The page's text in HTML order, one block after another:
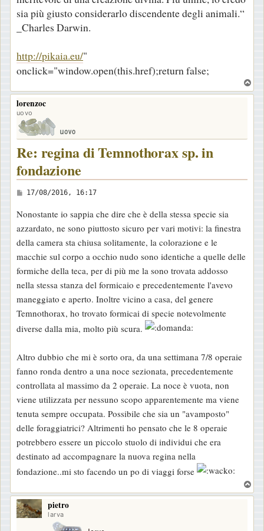
sia più giusto considerarlo discendente degli animali.“
_Charles Darwin.
http://pikaia.eu/"
onclick="window.open(this.href);return false;
o
lorenzoc
uovo
Re: regina di Temnothorax sp. in
fondazione
M
s
s
a
g
g
i
o
17/08/2016, 16:17
Nonostante io sappia che dire che è della stessa specie sia
azzardato, ne sono piuttosto sicuro per vari motivi: la finestra
della camera sta chiusa solitamente, la colorazione e le
macchie sul corpo a occhio nudo sono identiche a quelle delle
formiche della teca, per di più me la sono trovata addosso
nella stessa stanza del formicaio e precedentemente l'avevo
maneggiato e aperto. Inoltre vicino a casa, del genere
Temnothorax, ho trovato formicai di specie notevolmente
diverse dalla mia, molto più scura.
Altro dubbio che mi è sorto ora, da una settimana 7/8 operaie
fanno ronda dentro a una noce sezionata, precedentemente
controllata al massimo da 2 operaie. La noce è vuota, non
viene utilizzata per nessuno scopo apparentemente ma viene
tenuta sempre occupata. Possibile che sia un "avamposto"
delle foraggiatrici? Altrimenti ho pensato che le 8 operaie
potrebbero essere un piccolo stuolo di individui che era
destinato ad accompagnare la nuova regina nella
fondazione..mi sto facendo un po di viaggi forse
o
pietro
larva